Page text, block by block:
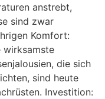
anstrebt,
sind zwar
Komfort:
wirksamste
die sich
sind heute
Investition: